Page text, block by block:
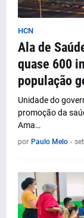
HCN
Ala de
quase 600
população
Unidade do
promoção da
Ama…
por Paulo Melo -